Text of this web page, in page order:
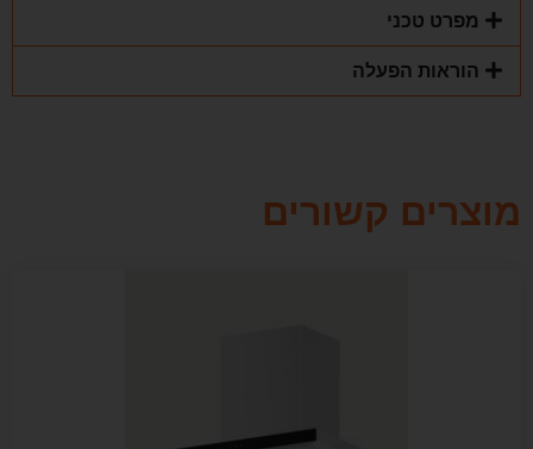
מפרט טכני
הוראות הפעלה
מוצרים קשורים